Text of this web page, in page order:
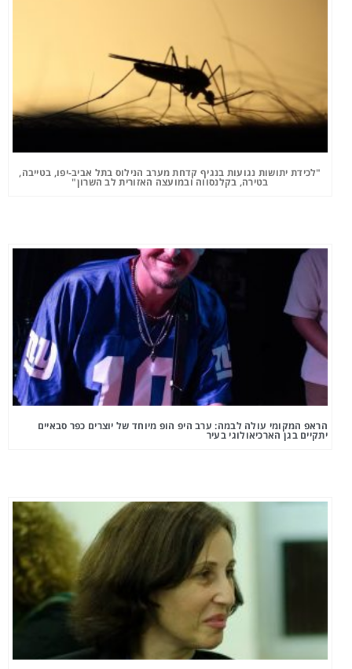
"לכידת יתושות נגועות בנגיף קדחת מערב הנילוס בתל אביב-יפו, בטייבה,
בטירה, בקלנסווה ובמועצה האזורית לב השרון"
הראפ המקומי עולה לבמה: ערב היפ הופ מיוחד של יוצרים כפר סבאיים
יתקיים בגן הארכיאולוגי בעיר